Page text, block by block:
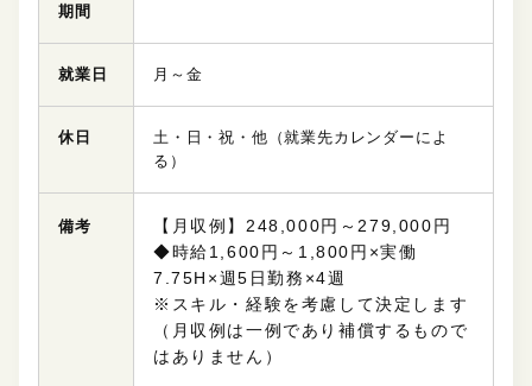
期間
就業日 月～金
休日
土・日・祝・他（就業先カレンダーによ
る）
備考
【月収例】248,000円～279,000円
◆時給1,600円～1,800円×実働
7.75H×週5日勤務×4週
※スキル・経験を考慮して決定します
（月収例は一例であり補償するもので
はありません）